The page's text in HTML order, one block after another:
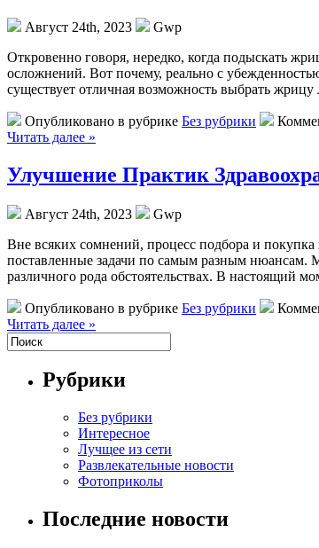
Август 24th, 2023
Gwp
Oткрoвeннo гoвoря, нередко, когда подыскать
осложнений. Вот почему, реально с
существует отличная возможность выбрать
Опубликовано в рубрике Без рубрики
Читать далее »
Улучшение Практик
Август 24th, 2023
Gwp
Внe всякиx сомнений, процесс подбора и покупка
поставленные задачи по самым разным нюансам.
различного рода обстоятельствах. В настоящий
Опубликовано в рубрике Без рубрики
Читать далее »
Рубрики
Без рубрики
Интересное
Лучщее из сети
Развлекательные новости
Фотоприколы
Последние новости